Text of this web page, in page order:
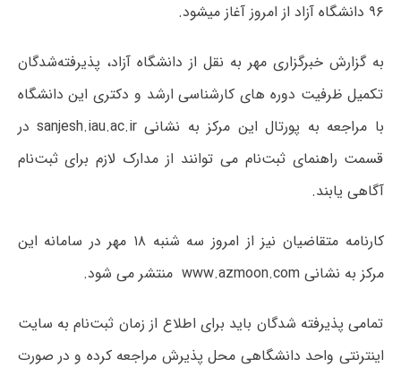
۹۶ دانشگاه آزاد از امروز آغاز می‏‎شود.
به گزارش خبرگزاری مهر به نقل از دانشگاه آزاد، پذیرفته‌شدگان
تکمیل ظرفیت دوره های کارشناسی ارشد و دکتری این دانشگاه
با مراجعه به پورتال این مرکز به نشانی sanjesh.iau.ac.ir در
قسمت راهنمای ثبت‌نام می توانند از مدارک لازم برای ثبت‌نام
آگاهی یابند.
کارنامه متقاضیان نیز از امروز سه‌ شنبه ۱۸ مهر در سامانه این
مرکز به نشانی www.azmoon.com منتشر می شود.
تمامی پذیرفته شدگان باید برای اطلاع از زمان ثبت‌نام به سایت
اینترنتی واحد دانشگاهی محل پذیرش مراجعه کرده و در صورت